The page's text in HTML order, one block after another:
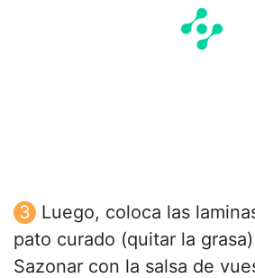
Luego, coloca las
pato curado (quitar la
Sazonar con la salsa de